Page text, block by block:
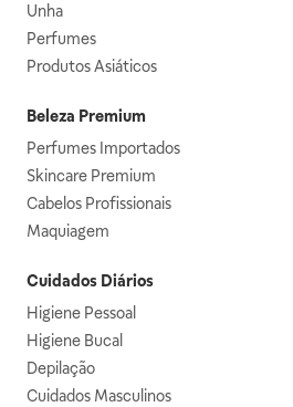
Unha
Perfumes
Produtos Asiáticos
Beleza Premium
Perfumes Importados
Skincare Premium
Cabelos Profissionais
Maquiagem
Cuidados Diários
Higiene Pessoal
Higiene Bucal
Depilação
Cuidados Masculinos